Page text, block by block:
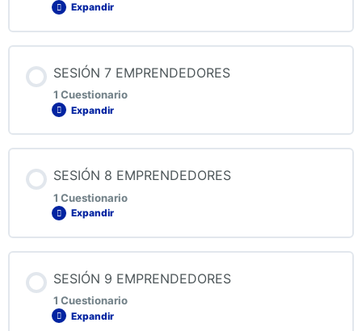
QUIZ 5 EMPRENDEDORES
Expandir
QUIZ 6 EMPRENDEDORES
SESIÓN 7 EMPRENDEDORES
1 Cuestionario
Expandir
QUIZ 7 EMPRENDEDORES
SESIÓN 8 EMPRENDEDORES
1 Cuestionario
Expandir
SESIÓN 9 EMPRENDEDORES
1 Cuestionario
Expandir